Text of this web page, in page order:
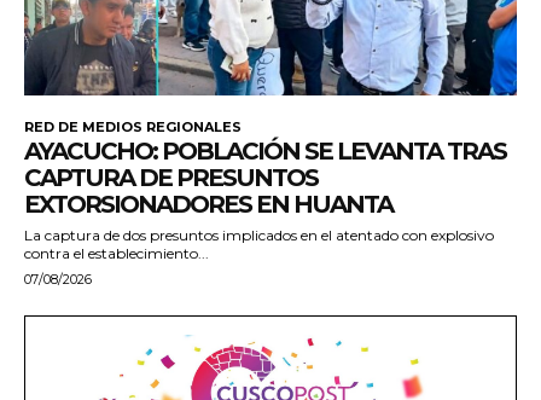
RED DE MEDIOS REGIONALES
AYACUCHO: POBLACIÓN SE LEVANTA TRAS
CAPTURA DE PRESUNTOS
EXTORSIONADORES EN HUANTA
La captura de dos presuntos implicados en el atentado con explosivo
contra el establecimiento...
07/08/2026